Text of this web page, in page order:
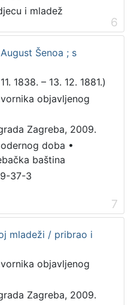
i mladež
6
Šenoa ; s
1838. – 13. 12. 1881.)
objavljenog
Zagreba, 2009.
doba •
baština
37-3
7
mladeži / pribrao i
objavljenog
Zagreba, 2009.